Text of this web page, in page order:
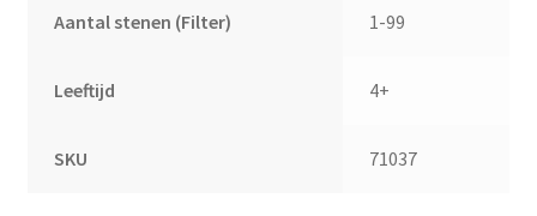
Aantal stenen (Filter) 1-99
Leeftijd 4+
SKU 71037